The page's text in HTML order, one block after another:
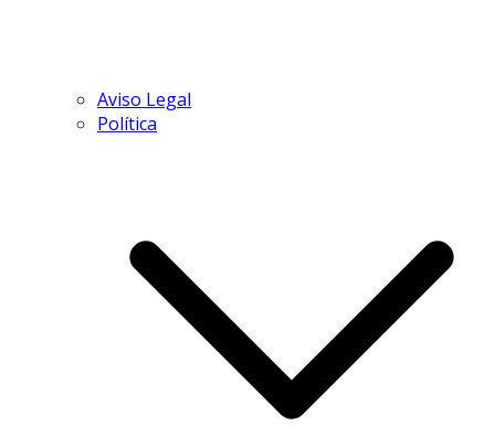
Aviso Legal
Política